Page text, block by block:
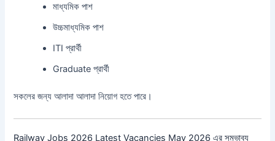
মাধ্যমিক পাশ
উচ্চমাধ্যমিক পাশ
ITI প্রার্থী
Graduate প্রার্থী
সকলের জন্য আলাদা আলাদা নিয়োগ হতে পারে।
Railway Jobs 2026 Latest Vacancies May 2026 এর সম্ভাব্য